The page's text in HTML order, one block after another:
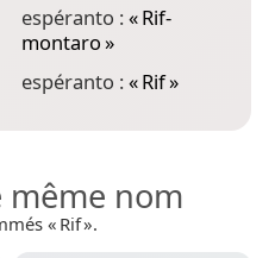
espéranto :«Rif-
montaro»
espéranto :«Rif»
nom
« Rif ».